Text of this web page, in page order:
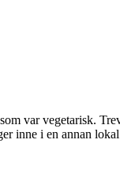
var vegetarisk.
inne i en annan